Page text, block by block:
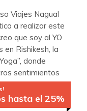
Viajes Nagual
a realizar este
que soy al YO
Rishikesh, la
donde
sentimientos
alma y cuerpo.
hasta el 25%